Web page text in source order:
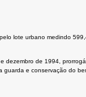
lote urbano medindo
dezembro de 1994,
e conservação do